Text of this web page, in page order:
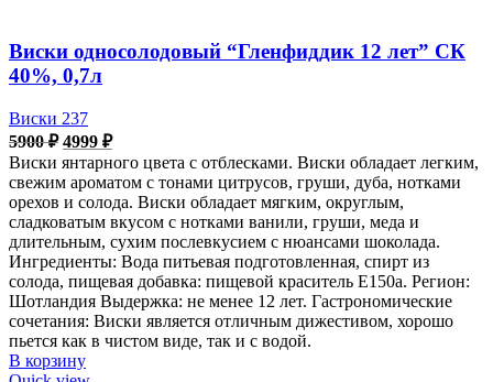
Виски односолодовый “Гленфиддик 12 лет” СК
40%, 0,7л
Виски 237
5900₽ Первоначальная
цена
составляла
5900 ₽.
4999 ₽Текущая
цена:
4999 ₽.
Виски янтарного цвета с отблесками. Виски обладает легким,
свежим ароматом с тонами цитрусов, груши, дуба, нотками
орехов и солода. Виски обладает мягким, округлым,
сладковатым вкусом с нотками ванили, груши, меда и
длительным, сухим послевкусием с нюансами шоколада.
Ингредиенты: Вода питьевая подготовленная, спирт из
солода, пищевая добавка: пищевой краситель Е150а. Регион:
Шотландия Выдержка: не менее 12 лет. Гастрономические
сочетания: Виски является отличным дижестивом, хорошо
пьется как в чистом виде, так и с водой.
В корзину